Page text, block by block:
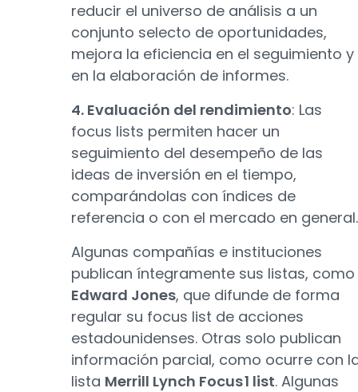
reducir el universo de análisis a un
conjunto selecto de oportunidades,
mejora la eficiencia en el seguimiento y
en la elaboración de informes.
4. Evaluación del rendimiento: Las
focus lists permiten hacer un
seguimiento del desempeño de las
ideas de inversión en el tiempo,
comparándolas con índices de
referencia o con el mercado en general.
Algunas compañías e instituciones
publican íntegramente sus listas, como
Edward Jones, que difunde de forma
regular su focus list de acciones
estadounidenses. Otras solo publican
información parcial, como ocurre con
lista Merrill Lynch Focus 1 list. Algunas